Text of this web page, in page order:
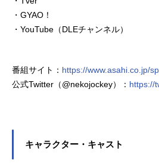
・GYAO！
・YouTube（DLEチャンネル）
番組サイト： https://www.asahi.co.jp/
公式Twitter（@nekojockey）： https://
キャラクター・キャスト